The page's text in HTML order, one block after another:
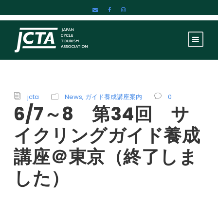
jcta News, ガイド養成講座案内 0
6/7～8 第34回 サ
イクリングガイド養成
講座＠東京（終了しま
した）